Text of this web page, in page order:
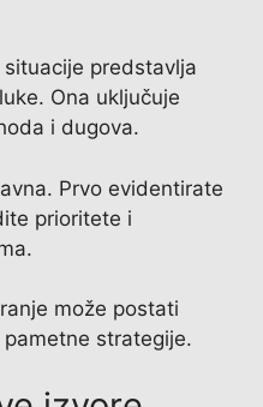
predstavlja
Ona uključuje
i dugova.
Prvo evidentirate
prioritete i
može postati
strategije.